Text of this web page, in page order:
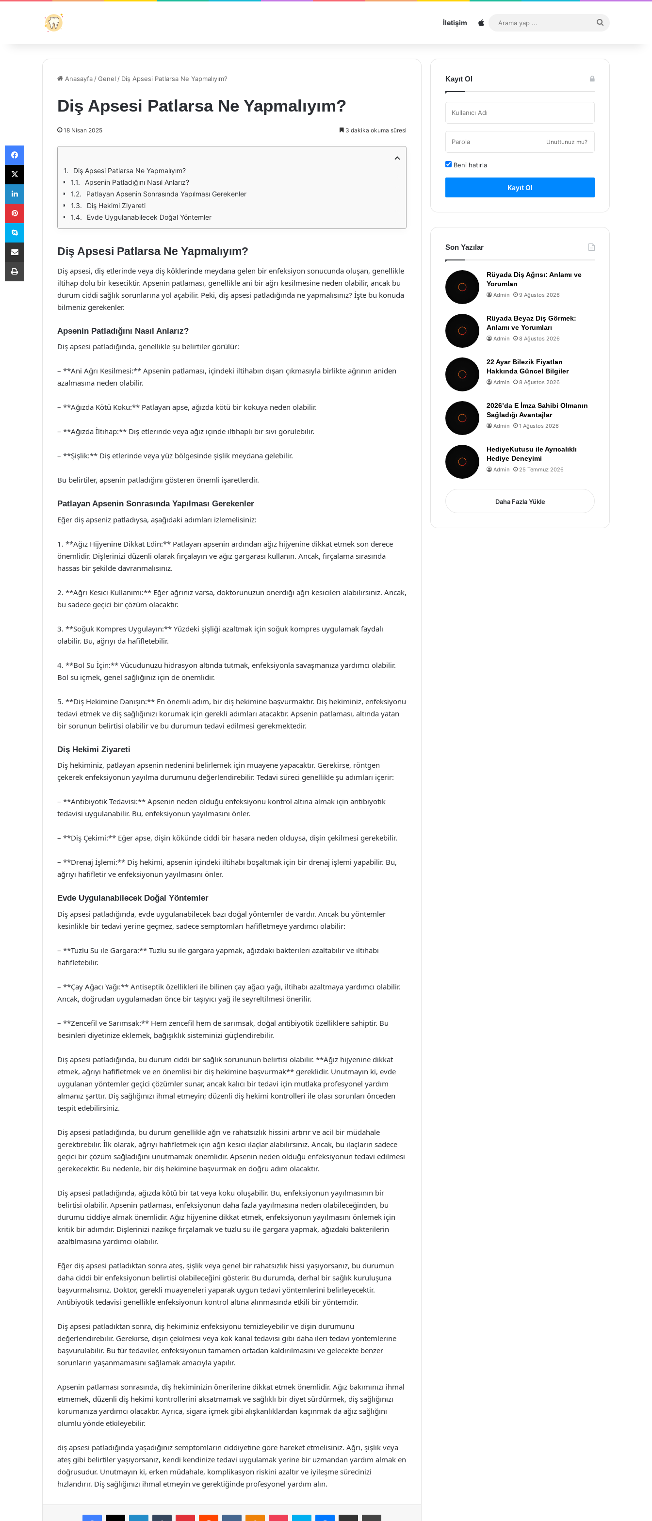
İletişim Sitemap
...
Anasayfa /Genel / Diş Apsesi Patlarsa Ne Yapmalıyım?
Diş Apsesi Patlarsa Ne Yapmalıyım?
18 Nisan 2025 3 dakika okuma süresi
Diş Apsesi Patlarsa Ne Yapmalıyım?
Apsenin Patladığını Nasıl Anlarız?
Patlayan Apsenin Sonrasında Yapılması Gerekenler
Diş Hekimi Ziyareti
Evde Uygulanabilecek Doğal Yöntemler
Diş Apsesi Patlarsa Ne Yapmalıyım?
Diş apsesi, diş etlerinde veya diş köklerinde meydana gelen bir enfeksiyon sonucunda oluşan, genellikle
iltihap dolu bir keseciktir. Apsenin patlaması, genellikle ani bir ağrı kesilmesine neden olabilir, ancak bu
durum ciddi sağlık sorunlarına yol açabilir. Peki, diş apsesi patladığında ne yapmalısınız? İşte bu konuda
bilmeniz gerekenler.
Apsenin Patladığını Nasıl Anlarız?
Diş apsesi patladığında, genellikle şu belirtiler görülür:
– **Ani Ağrı Kesilmesi:** Apsenin patlaması, içindeki iltihabın dışarı çıkmasıyla birlikte ağrının aniden
azalmasına neden olabilir.
– **Ağızda Kötü Koku:** Patlayan apse, ağızda kötü bir kokuya neden olabilir.
– **Ağızda İltihap:** Diş etlerinde veya ağız içinde iltihaplı bir sıvı görülebilir.
– **Şişlik:** Diş etlerinde veya yüz bölgesinde şişlik meydana gelebilir.
Bu belirtiler, apsenin patladığını gösteren önemli işaretlerdir.
Patlayan Apsenin Sonrasında Yapılması Gerekenler
Eğer diş apseniz patladıysa, aşağıdaki adımları izlemelisiniz:
1. **Ağız Hijyenine Dikkat Edin:** Patlayan apsenin ardından ağız hijyenine dikkat etmek son derece
önemlidir. Dişlerinizi düzenli olarak fırçalayın ve ağız gargarası kullanın. Ancak, fırçalama sırasında
hassas bir şekilde davranmalısınız.
2. **Ağrı Kesici Kullanımı:** Eğer ağrınız varsa, doktorunuzun önerdiği ağrı kesicileri alabilirsiniz. Ancak,
bu sadece geçici bir çözüm olacaktır.
3. **Soğuk Kompres Uygulayın:** Yüzdeki şişliği azaltmak için soğuk kompres uygulamak faydalı
olabilir. Bu, ağrıyı da hafifletebilir.
4. **Bol Su İçin:** Vücudunuzu hidrasyon altında tutmak, enfeksiyonla savaşmanıza yardımcı olabilir.
Bol su içmek, genel sağlığınız için de önemlidir.
5. **Diş Hekimine Danışın:** En önemli adım, bir diş hekimine başvurmaktır. Diş hekiminiz, enfeksiyonu
tedavi etmek ve diş sağlığınızı korumak için gerekli adımları atacaktır. Apsenin patlaması, altında yatan
bir sorunun belirtisi olabilir ve bu durumun tedavi edilmesi gerekmektedir.
Diş Hekimi Ziyareti
Diş hekiminiz, patlayan apsenin nedenini belirlemek için muayene yapacaktır. Gerekirse, röntgen
çekerek enfeksiyonun yayılma durumunu değerlendirebilir. Tedavi süreci genellikle şu adımları içerir:
– **Antibiyotik Tedavisi:** Apsenin neden olduğu enfeksiyonu kontrol altına almak için antibiyotik
tedavisi uygulanabilir. Bu, enfeksiyonun yayılmasını önler.
– **Diş Çekimi:** Eğer apse, dişin kökünde ciddi bir hasara neden olduysa, dişin çekilmesi gerekebilir.
– **Drenaj İşlemi:** Diş hekimi, apsenin içindeki iltihabı boşaltmak için bir drenaj işlemi yapabilir. Bu,
ağrıyı hafifletir ve enfeksiyonun yayılmasını önler.
Evde Uygulanabilecek Doğal Yöntemler
Diş apsesi patladığında, evde uygulanabilecek bazı doğal yöntemler de vardır. Ancak bu yöntemler
kesinlikle bir tedavi yerine geçmez, sadece semptomları hafifletmeye yardımcı olabilir:
– **Tuzlu Su ile Gargara:** Tuzlu su ile gargara yapmak, ağızdaki bakterileri azaltabilir ve iltihabı
hafifletebilir.
– **Çay Ağacı Yağı:** Antiseptik özellikleri ile bilinen çay ağacı yağı, iltihabı azaltmaya yardımcı olabilir.
Ancak, doğrudan uygulamadan önce bir taşıyıcı yağ ile seyreltilmesi önerilir.
– **Zencefil ve Sarımsak:** Hem zencefil hem de sarımsak, doğal antibiyotik özelliklere sahiptir. Bu
besinleri diyetinize eklemek, bağışıklık sisteminizi güçlendirebilir.
Diş apsesi patladığında, bu durum ciddi bir sağlık sorununun belirtisi olabilir. **Ağız hijyenine dikkat
etmek, ağrıyı hafifletmek ve en önemlisi bir diş hekimine başvurmak** gereklidir. Unutmayın ki, evde
uygulanan yöntemler geçici çözümler sunar, ancak kalıcı bir tedavi için mutlaka profesyonel yardım
almanız şarttır. Diş sağlığınızı ihmal etmeyin; düzenli diş hekimi kontrolleri ile olası sorunları önceden
tespit edebilirsiniz.
Diş apsesi patladığında, bu durum genellikle ağrı ve rahatsızlık hissini artırır ve acil bir müdahale
gerektirebilir. İlk olarak, ağrıyı hafifletmek için ağrı kesici ilaçlar alabilirsiniz. Ancak, bu ilaçların sadece
geçici bir çözüm sağladığını unutmamak önemlidir. Apsenin neden olduğu enfeksiyonun tedavi edilmesi
gerekecektir. Bu nedenle, bir diş hekimine başvurmak en doğru adım olacaktır.
Diş apsesi patladığında, ağızda kötü bir tat veya koku oluşabilir. Bu, enfeksiyonun yayılmasının bir
belirtisi olabilir. Apsenin patlaması, enfeksiyonun daha fazla yayılmasına neden olabileceğinden, bu
durumu ciddiye almak önemlidir. Ağız hijyenine dikkat etmek, enfeksiyonun yayılmasını önlemek için
kritik bir adımdır. Dişlerinizi nazikçe fırçalamak ve tuzlu su ile gargara yapmak, ağızdaki bakterilerin
azaltılmasına yardımcı olabilir.
Eğer diş apsesi patladıktan sonra ateş, şişlik veya genel bir rahatsızlık hissi yaşıyorsanız, bu durumun
daha ciddi bir enfeksiyonun belirtisi olabileceğini gösterir. Bu durumda, derhal bir sağlık kuruluşuna
başvurmalısınız. Doktor, gerekli muayeneleri yaparak uygun tedavi yöntemlerini belirleyecektir.
Antibiyotik tedavisi genellikle enfeksiyonun kontrol altına alınmasında etkili bir yöntemdir.
Diş apsesi patladıktan sonra, diş hekiminiz enfeksiyonu temizleyebilir ve dişin durumunu
değerlendirebilir. Gerekirse, dişin çekilmesi veya kök kanal tedavisi gibi daha ileri tedavi yöntemlerine
başvurulabilir. Bu tür tedaviler, enfeksiyonun tamamen ortadan kaldırılmasını ve gelecekte benzer
sorunların yaşanmamasını sağlamak amacıyla yapılır.
Apsenin patlaması sonrasında, diş hekiminizin önerilerine dikkat etmek önemlidir. Ağız bakımınızı ihmal
etmemek, düzenli diş hekimi kontrollerini aksatmamak ve sağlıklı bir diyet sürdürmek, diş sağlığınızı
korumanıza yardımcı olacaktır. Ayrıca, sigara içmek gibi alışkanlıklardan kaçınmak da ağız sağlığını
olumlu yönde etkileyebilir.
diş apsesi patladığında yaşadığınız semptomların ciddiyetine göre hareket etmelisiniz. Ağrı, şişlik veya
ateş gibi belirtiler yaşıyorsanız, kendi kendinize tedavi uygulamak yerine bir uzmandan yardım almak en
doğrusudur. Unutmayın ki, erken müdahale, komplikasyon riskini azaltır ve iyileşme sürecinizi
hızlandırır. Diş sağlığınızı ihmal etmeyin ve gerektiğinde profesyonel yardım alın.
Facebook
X LinkedInTumblr PinterestReddit VKontakteOdnoklassniki
Pocket Skype Messenger
E-Posta ile paylaş Yazdır
Kayıt Ol
Unuttunuz mu?
Beni hatırla
Kayıt Ol
Son Yazılar
Rüyada Diş Ağrısı: Anlamı ve
Yorumları
Admin 9 Ağustos 2026
Rüyada Beyaz Diş Görmek:
Anlamı ve Yorumları
Admin 8 Ağustos 2026
22 Ayar Bilezik Fiyatları
Hakkında Güncel Bilgiler
Admin 8 Ağustos 2026
2026’da E İmza Sahibi Olmanın
Sağladığı Avantajlar
Admin 1 Ağustos 2026
HediyeKutusu ile Ayrıcalıklı
Hediye Deneyimi
Admin 25 Temmuz 2026
Daha Fazla Yükle
Facebook
X
LinkedIn
Pinterest
Skype
E-Posta ile paylaş